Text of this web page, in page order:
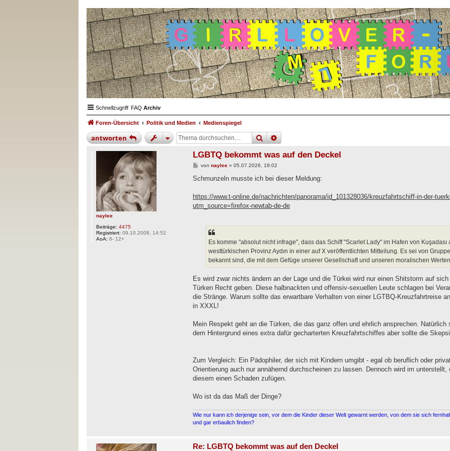
Schnellzugriff FAQ Archiv
Foren-Übersicht Politik und Medien Medienspiegel
antworten sucheerweiterte
naylee
Beiträge: 4475
Registriert: 09.10.2008, 14:52
AoA: 6- 12+
LGBTQ bekommt was auf den Deckel
B
i
a
g
von naylee» 05.07.2026, 18:02
Schmunzeln musste ich bei dieser Meldung:
https://www.t-online.de/nachrichten/panorama/id_101328036/kreuzfahrtschiff-in-der-
utm_source=firefox-newtab-de-de
Es komme "absolut nicht infrage", dass das Schiff "Scarlet Lady" im Hafen von
westtürkischen Provinz Aydın in einer auf X veröffentlichten Mitteilung. Es sei von
bekannt sind, die mit dem Gefüge unserer Gesellschaft und unseren moralischen
Es wird zwar nichts ändern an der Lage und die Türkei wird nur einen Shitstorm auf
Türken Recht geben. Diese halbnackten und offensiv-sexuellen Leute schlagen bei
die Stränge. Warum sollte das erwartbare Verhalten von einer LGTBQ-Kreuzfahrtreise
in XXXL!
Mein Respekt geht an die Türken, die das ganz offen und ehrlich ansprechen.
dem Hintergrund eines extra dafür gecharterten Kreuzfahrtschiffes aber sollte die
Zum Vergleich: Ein Pädophiler, der sich mit Kindern umgibt - egal ob beruflich oder
Orientierung auch nur annähernd durchscheinen zu lassen. Dennoch wird im
diesem einen Schaden zufügen.
Wo ist da das Maß der Dinge?
Wie nur kann ich derjenige sein, vor dem die Kinder dieser Welt gewarnt werden, von dem sie sich
und gar erbaulich finden?
Re: LGBTQ bekommt was auf den Deckel